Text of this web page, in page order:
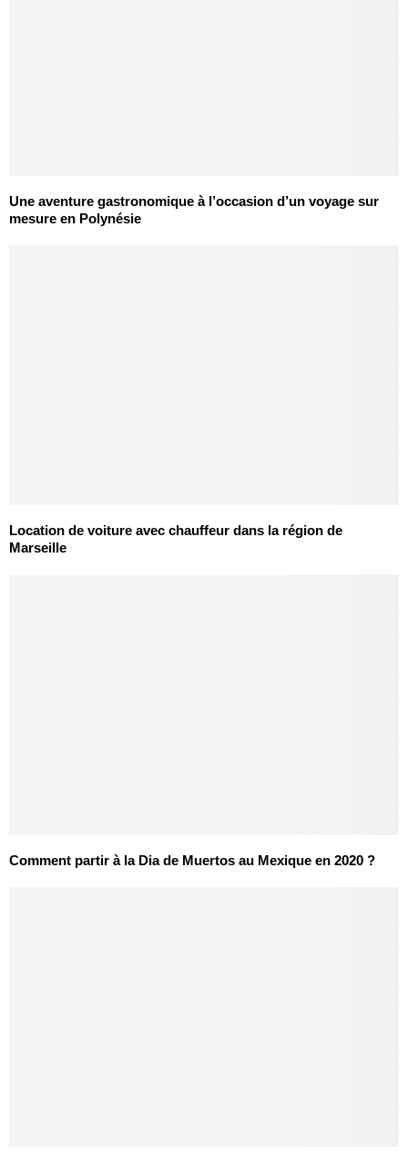
Une aventure gastronomique à l’occasion d’un voyage sur
mesure en Polynésie
Location de voiture avec chauffeur dans la région de
Marseille
Comment partir à la Dia de Muertos au Mexique en 2020 ?